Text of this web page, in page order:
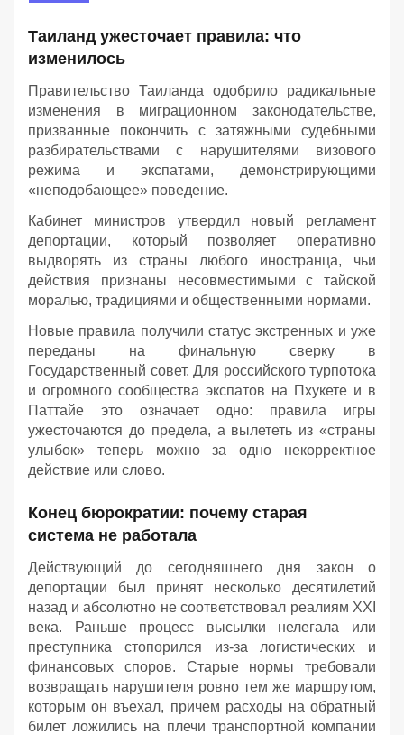
Таиланд ужесточает правила: что
изменилось
Правительство Таиланда одобрило радикальные
изменения в миграционном законодательстве,
призванные покончить с затяжными судебными
разбирательствами с нарушителями визового
режима и экспатами, демонстрирующими
«неподобающее» поведение.
Кабинет министров утвердил новый регламент
депортации, который позволяет оперативно
выдворять из страны любого иностранца, чьи
действия признаны несовместимыми с тайской
моралью, традициями и общественными нормами.
Новые правила получили статус экстренных и уже
переданы на финальную сверку в
Государственный совет. Для российского турпотока
и огромного сообщества экспатов на Пхукете и в
Паттайе это означает одно: правила игры
ужесточаются до предела, а вылететь из «страны
улыбок» теперь можно за одно некорректное
действие или слово.
Конец бюрократии: почему старая
система не работала
Действующий до сегодняшнего дня закон о
депортации был принят несколько десятилетий
назад и абсолютно не соответствовал реалиям XXI
века. Раньше процесс высылки нелегала или
преступника стопорился из-за логистических и
финансовых споров. Старые нормы требовали
возвращать нарушителя ровно тем же маршрутом,
которым он въехал, причем расходы на обратный
билет ложились на плечи транспортной компании